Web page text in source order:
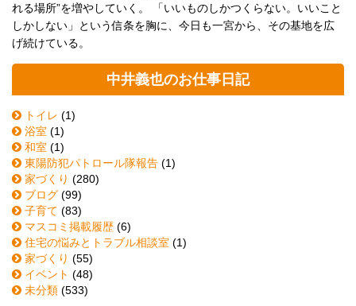
れる場所”を増やしていく。 「いいものしかつくらない。いいこと
しかしない」という信条を胸に、今日も一宮から、その基地を広
げ続けている。
中井義也のお仕事日記
トイレ (1)
浴室 (1)
和室 (1)
東陽防犯パトロール隊報告 (1)
家づくり (280)
ブログ (99)
子育て (83)
マスコミ掲載履歴 (6)
住宅の悩みとトラブル相談室 (1)
家づくり (55)
イベント (48)
未分類 (533)